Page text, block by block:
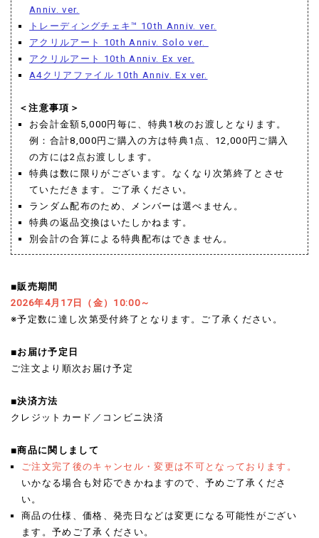
Anniv. ver.
トレーディングチェキ™ 10th Anniv. ver.
アクリルアート 10th Anniv. Solo ver.
アクリルアート 10th Anniv. Ex ver.
A4クリアファイル 10th Anniv. Ex ver.
＜注意事項＞
お会計金額5,000円毎に、特典1枚のお渡しとなります。
例：合計8,000円ご購入の方は特典1点、12,000円ご購入
の方には2点お渡しします。
特典は数に限りがございます。なくなり次第終了とさせ
ていただきます。ご了承ください。
ランダム配布のため、メンバーは選べません。
特典の返品交換はいたしかねます。
別会計の合算による特典配布はできません。
■販売期間
2026年4月17日（金）10:00～
※予定数に達し次第受付終了となります。ご了承ください。
■お届け予定日
ご注文より順次お届け予定
■決済方法
クレジットカード／コンビニ決済
■商品に関しまして
ご注文完了後のキャンセル・変更は不可となっております。
いかなる場合も対応できかねますので、予めご了承くださ
い。
商品の仕様、価格、発売日などは変更になる可能性がござい
ます。予めご了承ください。